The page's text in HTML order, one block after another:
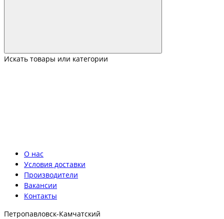
Искать товары или категории
О нас
Условия доставки
Производители
Вакансии
Контакты
Петропавловск-Камчатский